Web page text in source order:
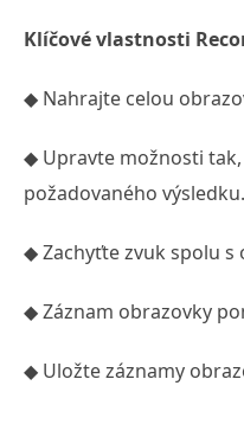
Klíčové vlastnosti
◆ Nahrajte celou
◆ Upravte možnosti
požadovaného výsledku.
◆ Zachyťte zvuk spolu s
◆ Záznam obrazovky
◆ Uložte záznamy